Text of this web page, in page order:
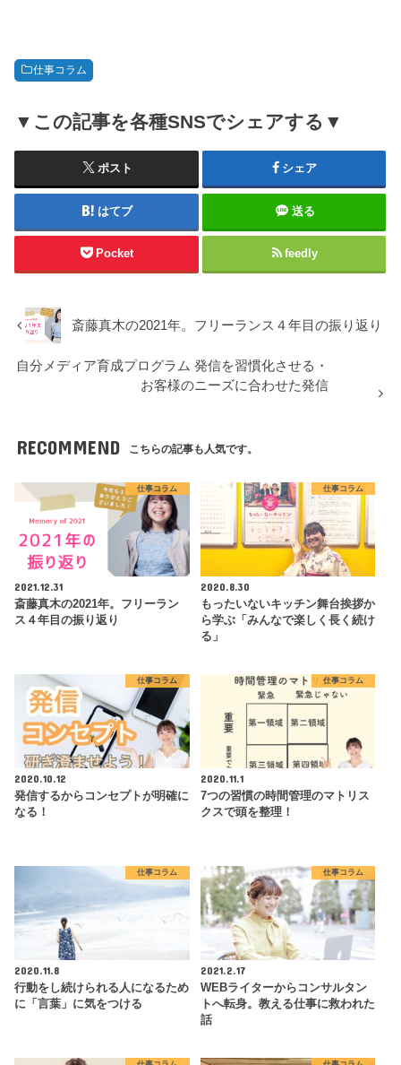
仕事コラム
▼この記事を各種SNSでシェアする▼
ポスト シェア
はてブ 送る
Pocket feedly
斎藤真木の2021年。フリーランス４年目の振り返り
自分メディア育成プログラム 発信を習慣化させる・
お客様のニーズに合わせた発信
RECOMMEND こちらの記事も人気です。
仕事コラム
2021.12.31
斎藤真木の2021年。フリーラン
ス４年目の振り返り
仕事コラム
2020.8.30
もったいないキッチン舞台挨拶か
ら学ぶ「みんなで楽しく長く続け
る」
仕事コラム
2020.10.12
発信するからコンセプトが明確に
なる！
仕事コラム
2020.11.1
7つの習慣の時間管理のマトリス
クスで頭を整理！
仕事コラム
2020.11.8
行動をし続けられる人になるため
に「言葉」に気をつける
仕事コラム
2021.2.17
WEBライターからコンサルタン
トへ転身。教える仕事に救われた
話